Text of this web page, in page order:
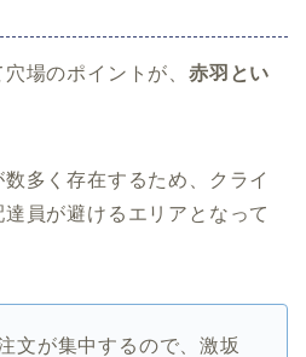
場のポイントが、 赤羽とい
多く存在するため、クライ
員が避けるエリアとなって
文が集中するので、激坂